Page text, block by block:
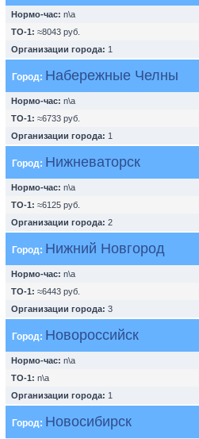
Нормо-час: n\a
ТО-1: ≈8043 руб.
Организации города: 1
Город: Набережные Челны
Нормо-час: n\a
ТО-1: ≈6733 руб.
Организации города: 1
Город: Нижневаторск
Нормо-час: n\a
ТО-1: ≈6125 руб.
Организации города: 2
Город: Нижний Новгород
Нормо-час: n\a
ТО-1: ≈6443 руб.
Организации города: 3
Город: Новороссийск
Нормо-час: n\a
ТО-1: n\a
Организации города: 1
Город: Новосибирск